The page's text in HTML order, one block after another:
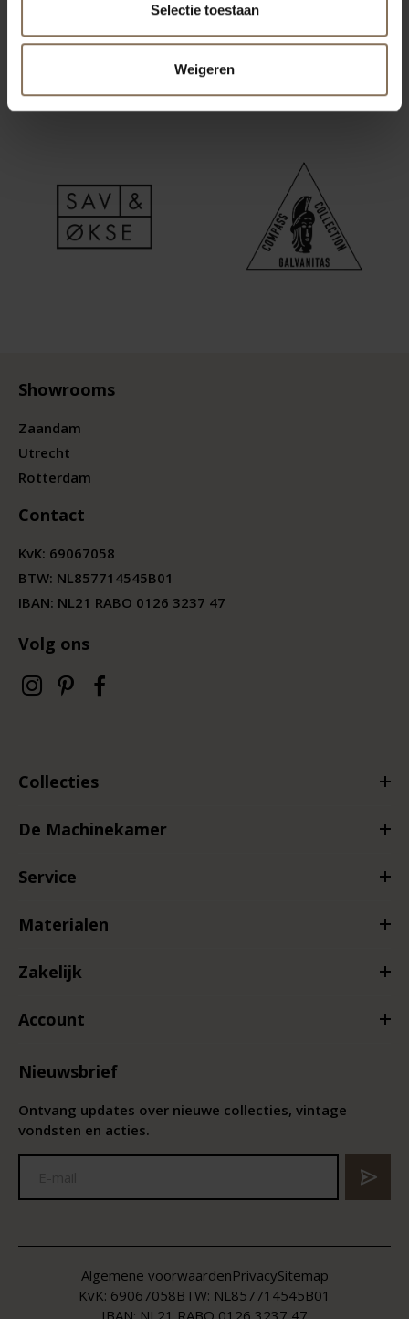
Selectie toestaan
Weigeren
Showrooms
Zaandam
Utrecht
Rotterdam
Contact
KvK: 69067058
BTW: NL857714545B01
IBAN: NL21 RABO 0126 3237 47
Volg ons
Collecties
De Machinekamer
Service
Materialen
Zakelijk
Account
Nieuwsbrief
Ontvang updates over nieuwe collecties, vintage
vondsten en acties.
KvK: 69067058BTW: NL857714545B01
IBAN: NL21 RABO 0126 3237 47
Algemene voorwaardenPrivacySitemap